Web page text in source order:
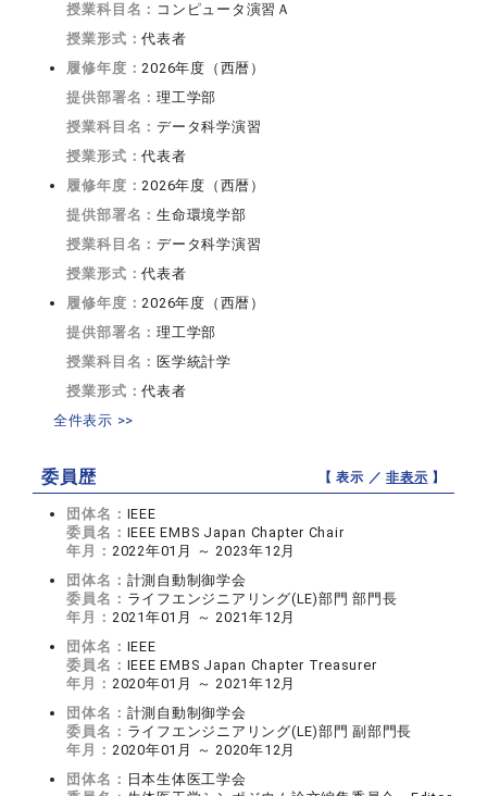
授業科目名： コンピュータ演習Ａ
授業形式：代表者
履修年度：2026年度（西暦）
提供部署名：理工学部
授業科目名：データ科学演習
授業形式：代表者
履修年度：2026年度（西暦）
提供部署名：生命環境学部
授業科目名：データ科学演習
授業形式：代表者
履修年度：2026年度（西暦）
提供部署名：理工学部
授業科目名： 医学統計学
授業形式：代表者
全件表示 >>
委員歴 【 表示 ／非表示 】
団体名： IEEE
委員名： IEEE EMBS Japan Chapter Chair
年月： 2022年01月 ～ 2023年12月
団体名： 計測自動制御学会
委員名： ライフエンジニアリング(LE)部門 部門長
年月： 2021年01月 ～ 2021年12月
団体名： IEEE
委員名： IEEE EMBS Japan Chapter Treasurer
年月： 2020年01月 ～ 2021年12月
団体名： 計測自動制御学会
委員名： ライフエンジニアリング(LE)部門 副部門長
年月： 2020年01月 ～ 2020年12月
団体名： 日本生体医工学会